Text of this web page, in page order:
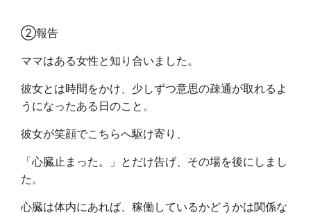
②報告
ママはある女性と知り合いました。
彼女とは時間をかけ、少しずつ意思の疎通が取れるよ
うになったある日のこと。
彼女が笑顔でこちらへ駆け寄り、
「心臓止まった。」とだけ告げ、その場を後にしまし
た。
心臓は体内にあれば、稼働しているかどうかは関係な